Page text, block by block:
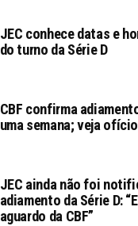
JEC conhece datas e
do turno da Série D
CBF confirma
uma semana; veja ofício
JEC ainda não foi
adiamento da Série D:
aguardo da CBF”